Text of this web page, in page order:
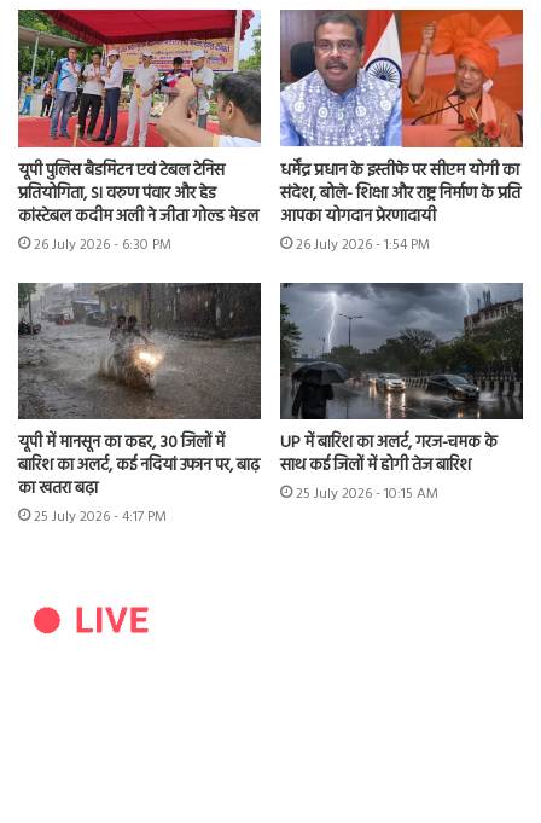
यूपी पुलिस बैडमिंटन एवं टेबल टेनिस
प्रतियोगिता, SI वरुण पंवार और हेड
कांस्टेबल कदीम अली ने जीता गोल्ड मेडल
26 July 2026 - 6:30 PM
धर्मेंद्र प्रधान के इस्तीफे पर सीएम योगी का
संदेश, बोले- शिक्षा और राष्ट्र निर्माण के प्रति
आपका योगदान प्रेरणादायी
26 July 2026 - 1:54 PM
यूपी में मानसून का कहर, 30 जिलों में
बारिश का अलर्ट, कई नदियां उफान पर, बाढ़
का खतरा बढ़ा
25 July 2026 - 4:17 PM
UP में बारिश का अलर्ट, गरज-चमक के
साथ कई जिलों में होगी तेज बारिश
25 July 2026 - 10:15 AM